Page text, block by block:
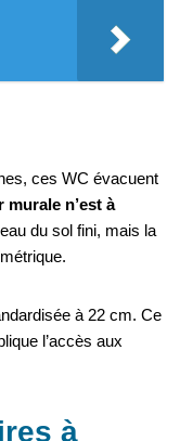
ces WC évacuent
n’est à
du sol fini, mais la
à 22 cm. Ce
l’accès aux
à